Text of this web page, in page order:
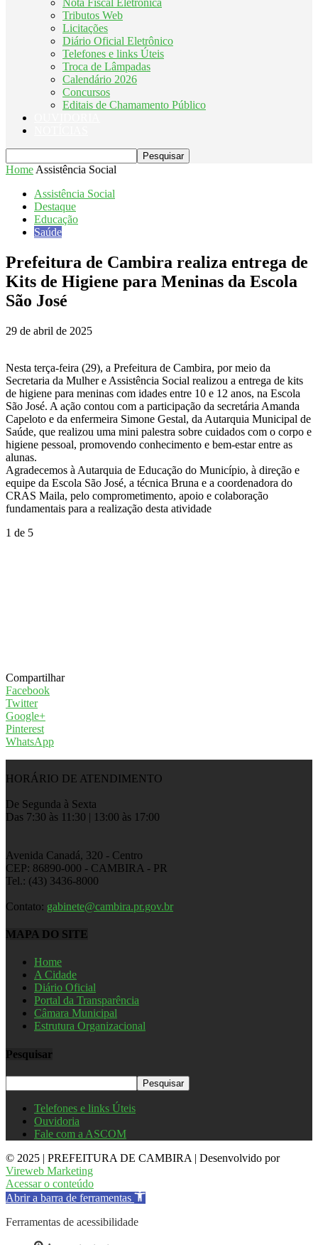
Nota Fiscal Eletrônica
Tributos Web
Licitações
Diário Oficial Eletrônico
Telefones e links Úteis
Troca de Lâmpadas
Calendário 2026
Concursos
Editais de Chamamento Público
Home Assistência Social
Assistência Social
Destaque
Educação
Saúde
Prefeitura de Cambira realiza entrega de
Kits de Higiene para Meninas da Escola
São José
29 de abril de 2025
Nesta terça-feira (29), a Prefeitura de Cambira, por meio da
Secretaria da Mulher e Assistência Social realizou a entrega de kits
de higiene para meninas com idades entre 10 e 12 anos, na Escola
São José. A ação contou com a participação da secretária Amanda
Capeloto e da enfermeira Simone Gestal, da Autarquia Municipal de
Saúde, que realizou uma mini palestra sobre cuidados com o corpo e
higiene pessoal, promovendo conhecimento e bem-estar entre as
alunas.
Agradecemos à Autarquia de Educação do Município, à direção e
equipe da Escola São José, a técnica Bruna e a coordenadora do
CRAS Maila, pelo comprometimento, apoio e colaboração
fundamentais para a realização desta atividade
1 de 5
Compartilhar
Facebook
Twitter
Google+
Pinterest
WhatsApp
HORÁRIO DE ATENDIMENTO
De Segunda à Sexta
Das 7:30 às 11:30 | 13:00 às 17:00
Avenida Canadá, 320 - Centro
CEP: 86890-000 - CAMBIRA - PR
Tel.: (43) 3436-8000
Contato: gabinete@cambira.pr.gov.br
MAPA DO SITE
Home
A Cidade
Diário Oficial
Portal da Transparência
Câmara Municipal
Estrutura Organizacional
Pesquisar
Telefones e links Úteis
Ouvidoria
Fale com a ASCOM
© 2025 | PREFEITURA DE CAMBIRA | Desenvolvido por
Vireweb Marketing
Acessar o conteúdo
Abrir a barra de ferramentas
Ferramentas de acessibilidade